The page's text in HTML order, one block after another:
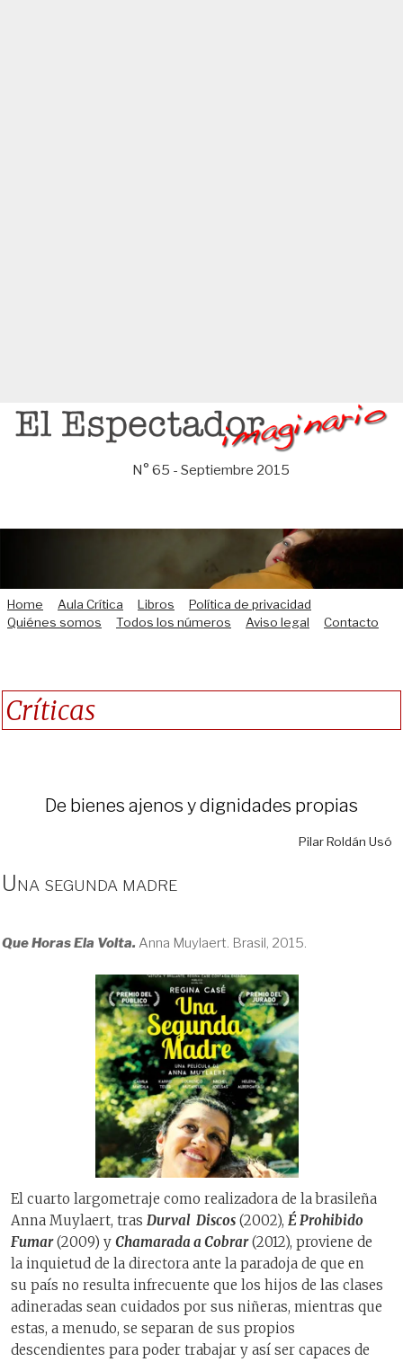
Saltar
N° 65 - Septiembre 2015
Home Aula Crítica Libros
Política de privacidad
Quiénes somos
Todos los números Aviso legal Contacto
Críticas
De bienes ajenos y dignidades propias
Pilar Roldán Usó
Una segunda madre
Que Horas Ela Volta. Anna Muylaert. Brasil, 2015.
El cuarto largometraje como realizadora de la brasileña
Anna Muylaert, tras Durval Discos (2002), É Prohibido
Fumar(2009) y Chamarada a Cobrar(2012), proviene de
la inquietud de la directora ante la paradoja de que en
su país no resulta infrecuente que los hijos de las clases
adineradas sean cuidados por sus niñeras, mientras que
estas, a menudo, se separan de sus propios
descendientes para poder trabajar y así ser capaces de